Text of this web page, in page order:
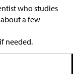
who studies
about a few
needed.